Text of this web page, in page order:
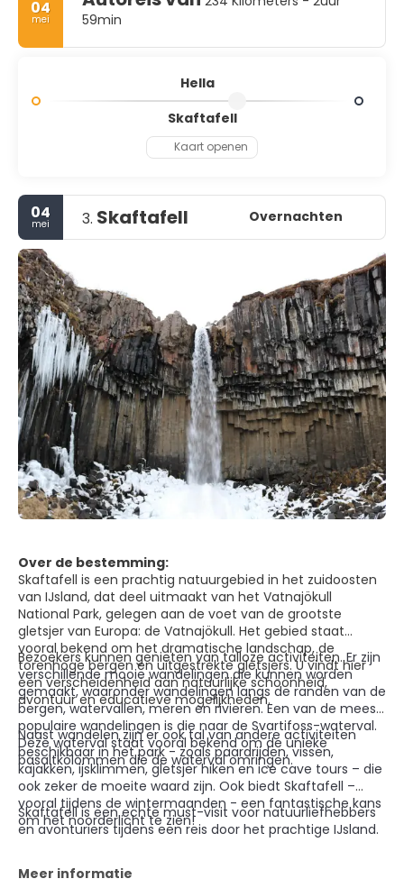
04
mei
59min
Hella
Skaftafell
Kaart openen
04
mei 3. Skaftafell Overnachten
Over de bestemming:
Skaftafell is een prachtig natuurgebied in het zuidoosten
van IJsland, dat deel uitmaakt van het Vatnajökull
National Park, gelegen aan de voet van de grootste
gletsjer van Europa: de Vatnajökull. Het gebied staat
vooral bekend om het dramatische landschap, de
torenhoge bergen en uitgestrekte gletsjers. U vindt hier
een verscheidenheid aan natuurlijke schoonheid,
avontuur en educatieve mogelijkheden.
Bezoekers kunnen genieten van talloze activiteiten.Er zijn
verschillende mooie wandelingen die kunnen worden
gemaakt, waaronder wandelingen langs de randen van de
bergen, watervallen, meren en rivieren. Een van de meest
populaire wandelingen is die naar de Svartifoss-waterval.
Deze waterval staat vooral bekend om de unieke
basaltkolommen die de waterval omringen.
Naast wandelen zijn er ook tal van andere activiteiten
beschikbaar in het park - zoals paardrijden, vissen,
kajakken, ijsklimmen, gletsjer hiken en ice cave tours – die
ook zeker de moeite waard zijn. Ook biedt Skaftafell –
vooral tijdens de wintermaanden - een fantastische kans
om het noorderlicht te zien!
Skaftafell is een echte must-visit voor natuurliefhebbers
en avonturiers tijdens een reis door het prachtige IJsland.
Meer informatie